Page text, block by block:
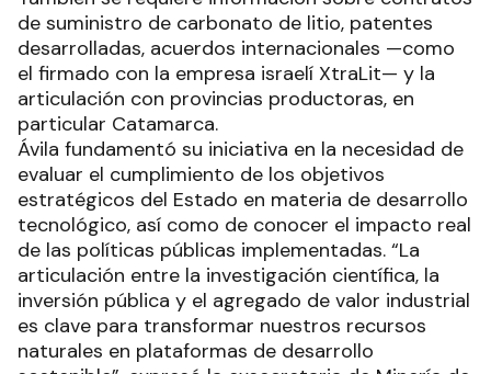
de suministro de carbonato de litio, patentes
desarrolladas, acuerdos internacionales —como
el firmado con la empresa israelí XtraLit— y la
articulación con provincias productoras, en
particular Catamarca.
Ávila fundamentó su iniciativa en la necesidad de
evaluar el cumplimiento de los objetivos
estratégicos del Estado en materia de desarrollo
tecnológico, así como de conocer el impacto real
de las políticas públicas implementadas. “La
articulación entre la investigación científica, la
inversión pública y el agregado de valor industrial
es clave para transformar nuestros recursos
naturales en plataformas de desarrollo